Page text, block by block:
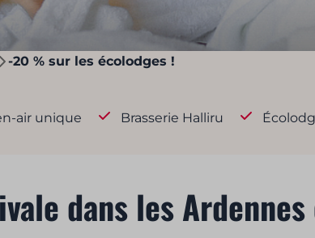
-20 % sur les écolodges !
air unique Brasserie Halliru
dans les